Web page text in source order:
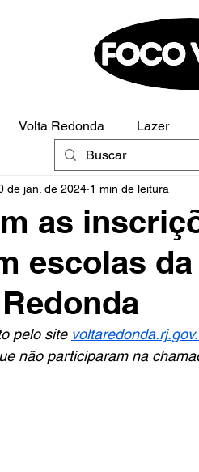
Volta Redonda Lazer
Polícia Opinião
as
escolas
de jan. de 2024 1 min de leitura
pelo site
não participaram na